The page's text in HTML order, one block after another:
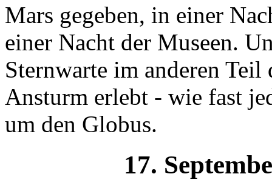
Mars gegeben, in einer
einer Nacht der Museen.
Sternwarte im anderen
Ansturm erlebt - wie fast
um den Globus.
17.